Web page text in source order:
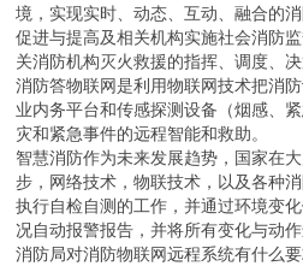
境，实现实时、动态、互动、融合的
促进与提高及相关机构实施社会消防
关消防机构灭火救援的指挥、调度、决
消防答物联网是利用物联网技术把消
业内务平台和传感探测设备（烟感、
灾和紧急事件的远程智能和救助。
智慧消防作为未来发展趋势，国家在
步，网络技术，物联技术，以及各种
执行自检自测的工作，并通过环境变
况自动报警报告，并将所有变化与动作
消防局对消防物联网远程系统有什么